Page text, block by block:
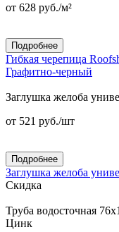
от 628 руб./м²
Подробнее
Гибкая черепица
Графитно-черный
Заглушка желоба
от 521 руб./шт
Подробнее
Заглушка желоба
Скидка
Труба водосточная
Цинк